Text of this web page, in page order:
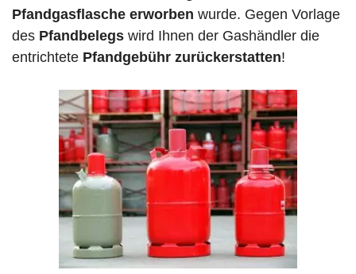
Pfandgasflasche erworben wurde. Gegen Vorlage
des Pfandbelegs wird Ihnen der Gashändler die
entrichtete Pfandgebühr zurückerstatten!